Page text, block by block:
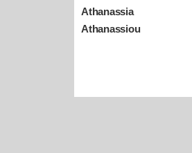
Athanassia
Athanassiou